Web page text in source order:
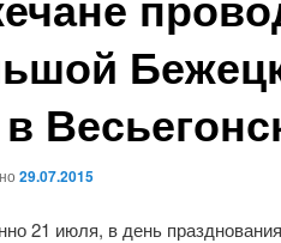
29.07.2015
21 июля, в день